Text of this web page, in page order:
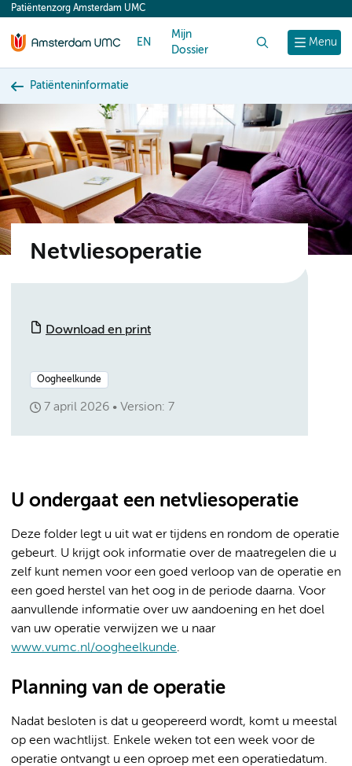
content
Menu
Patiëntenzorg Amsterdam UMC
EN
Mijn
Dossier
Patiënteninformatie
Netvliesoperatie
Download en print
Oogheelkunde
7 april 2026 Version: 7
U ondergaat een netvliesoperatie
Deze folder legt u uit wat er tijdens en rondom de operatie
gebeurt. U krijgt ook informatie over de maatregelen die u
zelf kunt nemen voor een goed verloop van de operatie en
een goed herstel van het oog in de periode daarna. Voor
aanvullende informatie over uw aandoening en het doel
van uw operatie verwijzen we u naar
www.vumc.nl/oogheelkunde.
Planning van de operatie
Nadat besloten is dat u geopereerd wordt, komt u meestal
op een wachtlijst. Enkele weken tot een week voor de
operatie ontvangt u een oproep met een operatiedatum.